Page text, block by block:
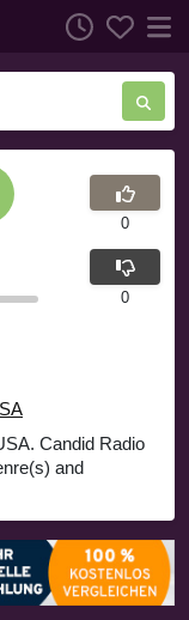
Candid Radio
and
0
0